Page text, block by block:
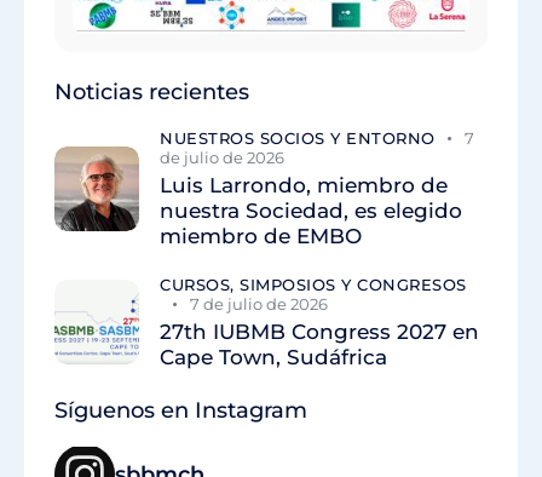
Noticias recientes
NUESTROS SOCIOS Y ENTORNO
7
de julio de 2026
Luis Larrondo, miembro de
nuestra Sociedad, es elegido
miembro de EMBO
CURSOS, SIMPOSIOS Y CONGRESOS
7 de julio de 2026
27th IUBMB Congress 2027 en
Cape Town, Sudáfrica
Síguenos en Instagram